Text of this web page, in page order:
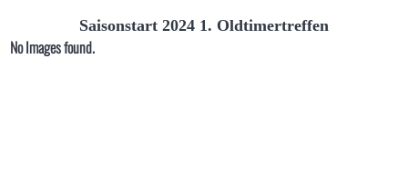
Saisonstart 2024 1. Oldtimertreffen
No Images found.